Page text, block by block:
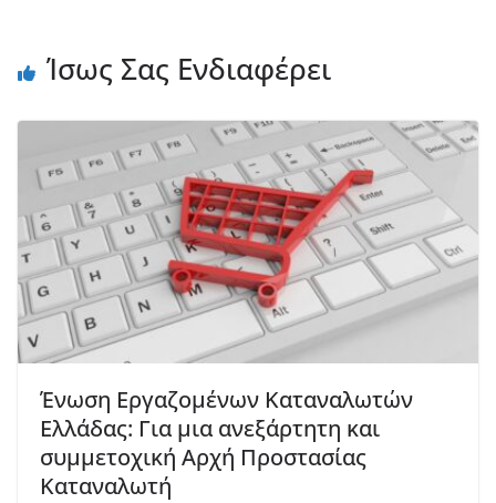
Ίσως Σας Ενδιαφέρει
Ένωση Εργαζομένων Καταναλωτών
Ελλάδας: Για μια ανεξάρτητη και
συμμετοχική Αρχή Προστασίας
Καταναλωτή